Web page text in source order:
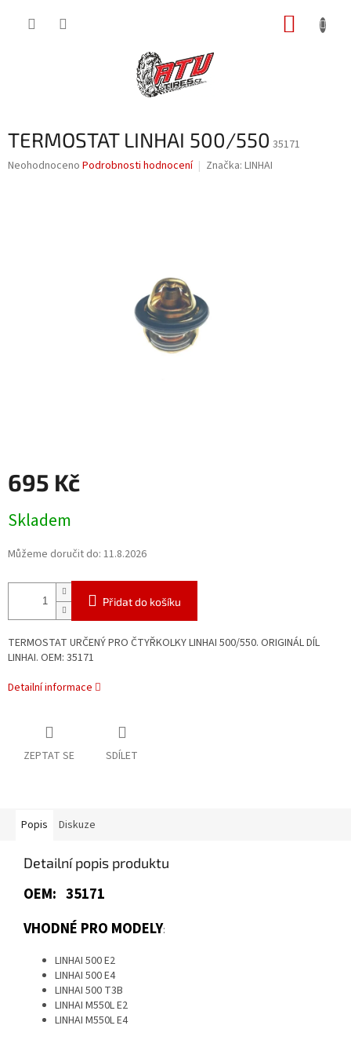
TERMOSTAT LINHAI 500/550 35171
Průměrné
Neohodnoceno Podrobnosti hodnocení Značka: LINHAI
695 Kč
cena:
Skladem
Můžeme doručit do: 11.8.2026
Přidat do košíku
TERMOSTAT URČENÝ PRO ČTYŘKOLKY LINHAI 500/550. ORIGINÁL DÍL
LINHAI. OEM: 35171
Detailní informace
ZEPTAT SE SDÍLET
Popis Diskuze
Detailní popis produktu
OEM: 35171
VHODNÉ PRO MODELY:
LINHAI 500 E2
LINHAI 500 E4
LINHAI 500 T3B
LINHAI M550L E2
LINHAI M550L E4